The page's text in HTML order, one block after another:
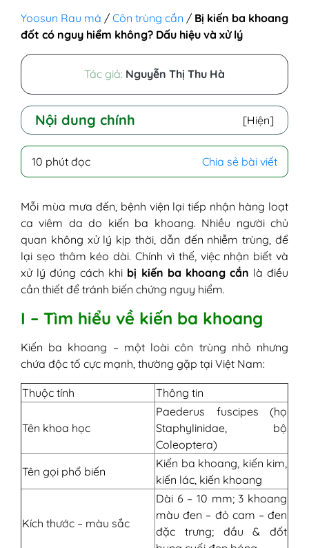
Yoosun Rau má / Côn trùng cắn / Bị kiến ba khoang
đốt có nguy hiểm không? Dấu hiệu và xử lý
Tác giả: Nguyễn Thị Thu Hà
Nội dung chính [Hiện]
II - Tại sao bị kiến ba khoang chích?
1. 0 - 6 giờ sau tiếp xúc
2. Sau 6 - 24 giờ
3. Sau 1 - 3 ngày
4. Sau 3 - 7 ngày trở đi
IV - Kiến ba khoang đốt có nguy hiểm
không?
và những bệnh da liễu
Bước 1: Loại bỏ độc tố trên da
Bước 2: Làm dịu tổn thương
Bước 3: Theo dõi và bảo vệ vùng tổn
thương
Bước 4: Điều trị biến chứng
VII - Phòng tránh kiến ba khoang đốt
VIII - Những băn khoăn khi bị kiến ba
khoang cắn
1. Kiến ba khoang cắn bao lâu thì
2. Kiến ba khoang cắn có để lại sẹo
10 phút đọc Chia sẻ bài viết
Mỗi mùa mưa đến, bệnh viện lại tiếp nhận hàng loạt
ca viêm da do kiến ba khoang. Nhiều người chủ
quan không xử lý kịp thời, dẫn đến nhiễm trùng, để
lại sẹo thâm kéo dài. Chính vì thế, việc nhận biết và
xử lý đúng cách khi bị kiến ba khoang cắn là điều
cần thiết để tránh biến chứng nguy hiểm.
I – Tìm hiểu về kiến ba khoang
Kiến ba khoang – một loài côn trùng nhỏ nhưng
chứa độc tố cực mạnh, thường gặp tại Việt Nam:
Thuộc tính Thông tin
Tên khoa học
Paederus fuscipes (họ
Staphylinidae, bộ
Coleoptera)
Tên gọi phổ biến
Kiến ba khoang, kiến kim,
kiến lác, kiến khoang
Kích thước – màu sắc
Dài 6 – 10 mm; 3 khoang
màu đen – đỏ cam – đen
đặc trưng; đầu & đốt